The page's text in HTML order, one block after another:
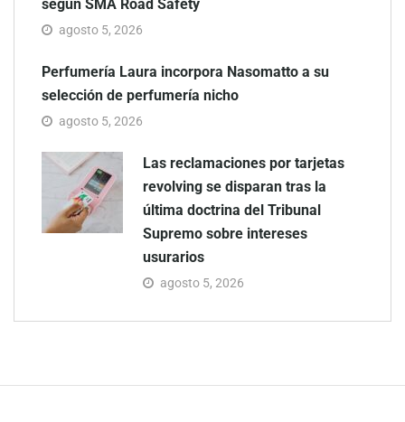
según SMA Road Safety
agosto 5, 2026
Perfumería Laura incorpora Nasomatto a su
selección de perfumería nicho
agosto 5, 2026
Las reclamaciones por tarjetas
revolving se disparan tras la
última doctrina del Tribunal
Supremo sobre intereses
usurarios
agosto 5, 2026